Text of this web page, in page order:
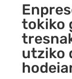
tokiko
utziko